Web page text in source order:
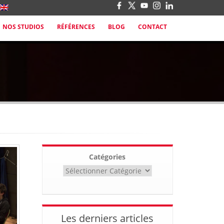
NOS STUDIOS RÉFÉRENCES BLOG CONTACT
Catégories
Les derniers articles